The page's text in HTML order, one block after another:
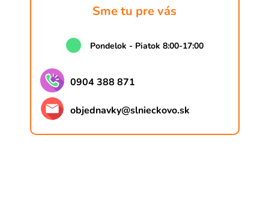
Sme tu pre vás
Pondelok - Piatok 8:00-17:00
0904 388 871
objednavky@slnieckovo.sk